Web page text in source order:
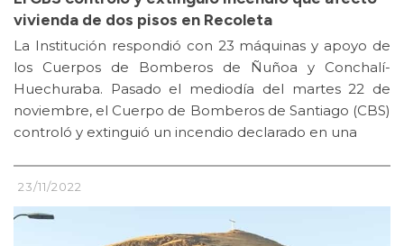
vivienda de dos pisos en Recoleta
La Institución respondió con 23 máquinas y apoyo de
los Cuerpos de Bomberos de Ñuñoa y Conchalí-
Huechuraba. Pasado el mediodía del martes 22 de
noviembre, el Cuerpo de Bomberos de Santiago (CBS)
controló y extinguió un incendio declarado en una
23/11/2022